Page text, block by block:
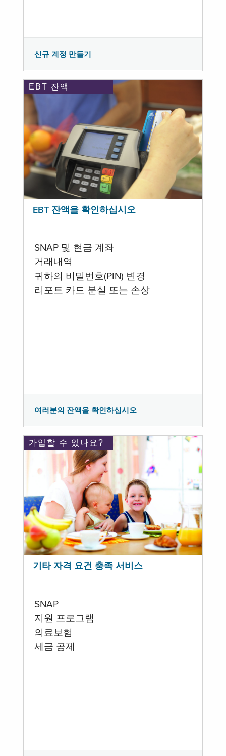
신규 계정 만들기
EBT 잔액
EBT 잔액을 확인하십시오
SNAP 및 현금 계좌
거래내역
귀하의 비밀번호(PIN) 변경
리포트 카드 분실 또는 손상
여러분의 잔액을 확인하십시오
가입할 수 있나요?
기타 자격 요건 충족 서비스
SNAP
지원 프로그램
의료보험
세금 공제